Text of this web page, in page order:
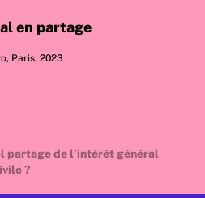
en partage
Paris, 2023
partage de l’intérêt général
?